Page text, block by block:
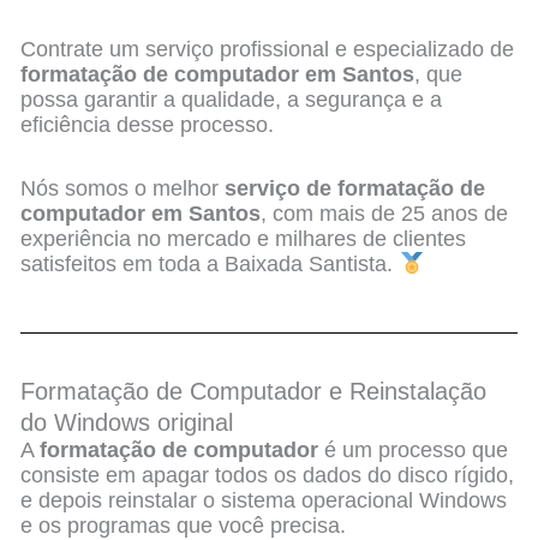
Contrate um serviço profissional e especializado de
formatação de computador em Santos, que
possa garantir a qualidade, a segurança e a
eficiência desse processo.
Nós somos o melhor serviço de formatação de
computador em Santos, com mais de 25 anos de
experiência no mercado e milhares de clientes
satisfeitos em toda a Baixada Santista.
Formatação de Computador e Reinstalação
do Windows original
Aformatação de computador é um processo que
consiste em apagar todos os dados do disco rígido,
e depois reinstalar o sistema operacional Windows
e os programas que você precisa.